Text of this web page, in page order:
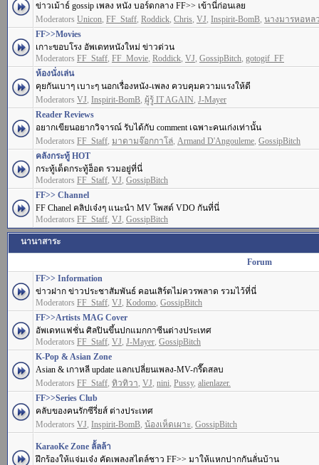
ข่าวเม้าธ์ gossip เพลง หนัง บอร์ดกลาง FF>> เข้านี่ก่อนเลย
Moderators Unicon, FF_Staff, Roddick, Chris, VJ, Inspirit-BomB, นางมารหอหล
FF>>Movies
เกาะขอบโรง อัพเดทหนังใหม่ ข่าวด่วน
Moderators FF_Staff, FF_Movie, Roddick, VJ, GossipBitch, gotogif_FF
ห้องนั่งเล่น
คุยกันเบาๆ เบาะๆ นอกเรื่องหนัง-เพลง ควบคุมความแรงให้ดี
Moderators VJ, Inspirit-BomB, ผู้รู้ IT AGAIN, J-Mayer
Reader Reviews
อยากเขียนอยากวิจารณ์ รับได้กับ comment เฉพาะคนเก่งเท่านั้น
Moderators FF_Staff, มาดามจ๊อกกาโล่, Armand D'Angouleme, GossipBitch
คลังกระทู้ HOT
กระทู้เด็ดกระทู้ฮ็อต รวมอยู่ที่นี่
Moderators FF_Staff, VJ, GossipBitch
FF>> Channel
FF Chanel คลิปเจ๋งๆ แนะนำ MV โพสต์ VDO กันที่นี่
Moderators FF_Staff, VJ, GossipBitch
นานาสาระ
Forum
FF>> Information
ข่าวฝาก ข่าวประชาสัมพันธ์ คอนเสิร์ตไม่ควรพลาด รวมไว้ที่นี่
Moderators FF_Staff, VJ, Kodomo, GossipBitch
FF>>Artists MAG Cover
อัพเดทแฟชั่น ศิลปินขึ้นปกแมกกาซีนต่างประเทศ
Moderators FF_Staff, VJ, J-Mayer, GossipBitch
K-Pop & Asian Zone
Asian & เกาหลี update แลกเปลี่ยนเพลง-MV-กรี๊ดสลบ
Moderators FF_Staff, ทิวทิวา, VJ, nini, Pussy, alienlazer.
FF>>Series Club
คลับของคนรักซีรี่ยส์ ต่างประเทศ
Moderators VJ, Inspirit-BomB, น้องเห็ดเผาะ, GossipBitch
KaraoKe Zone ลั้ลล้า
ฝึกร้องให้แจ่มเจ๋ง คัดเพลงสไตล์ชาว FF>> มาให้แหกปากกันลั่นบ้าน